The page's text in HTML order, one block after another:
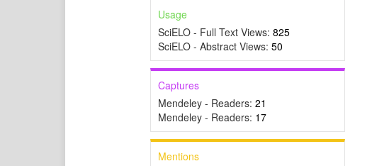
Usage
SciELO - Full Text Views: 825
SciELO - Abstract Views: 50
Captures
Mendeley - Readers: 21
Mendeley - Readers: 17
Mentions